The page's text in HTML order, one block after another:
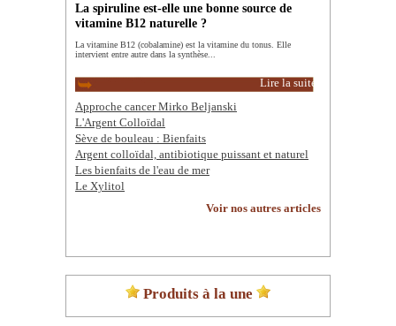
La spiruline est-elle une bonne source de
vitamine B12 naturelle ?
La vitamine B12 (cobalamine) est la vitamine du tonus. Elle
intervient entre autre dans la synthèse...
Lire la suite
Approche cancer Mirko Beljanski
L'Argent Colloïdal
Sève de bouleau : Bienfaits
Argent colloïdal, antibiotique puissant et naturel
Les bienfaits de l'eau de mer
Le Xylitol
Voir nos autres articles
Produits à la une